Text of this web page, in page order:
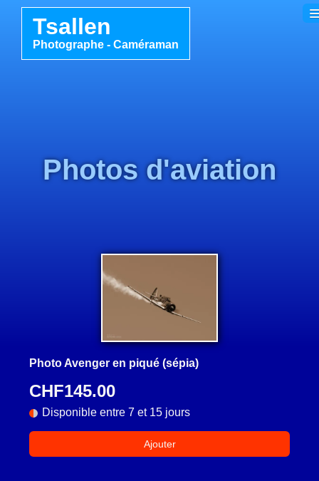
Tsallen
Photographe - Caméraman
Le Shop ▼
Français
Photos d'aviation
Photo Avenger en piqué (sépia)
CHF145.00
Disponible entre 7 et 15 jours
Ajouter